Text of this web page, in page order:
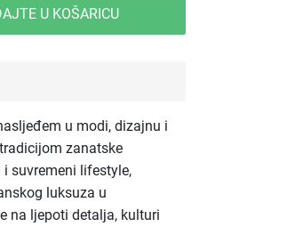
U KOŠARICU
u modi, dizajnu i
zanatske
suvremeni lifestyle,
luksuza u
na ljepoti detalja, kulturi